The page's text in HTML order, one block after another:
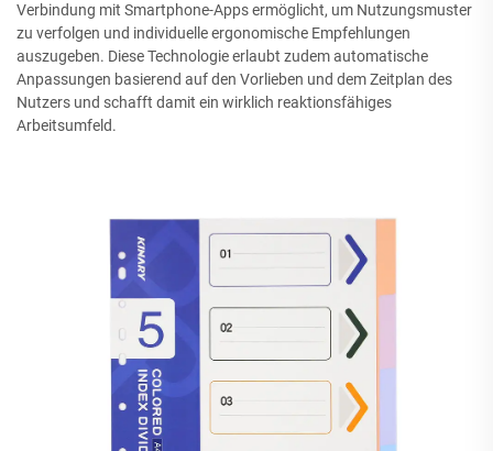
Verbindung mit Smartphone-Apps ermöglicht, um Nutzungsmuster
zu verfolgen und individuelle ergonomische Empfehlungen
auszugeben. Diese Technologie erlaubt zudem automatische
Anpassungen basierend auf den Vorlieben und dem Zeitplan des
Nutzers und schafft damit ein wirklich reaktionsfähiges
Arbeitsumfeld.